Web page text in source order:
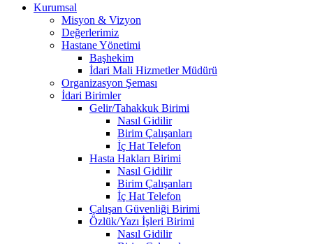
Kurumsal
Misyon & Vizyon
Değerlerimiz
Hastane Yönetimi
Başhekim
İdari Mali Hizmetler Müdürü
Organizasyon Şeması
İdari Birimler
Gelir/Tahakkuk Birimi
Nasıl Gidilir
Birim Çalışanları
İç Hat Telefon
Hasta Hakları Birimi
Nasıl Gidilir
Birim Çalışanları
İç Hat Telefon
Çalışan Güvenliği Birimi
Özlük/Yazı İşleri Birimi
Nasıl Gidilir